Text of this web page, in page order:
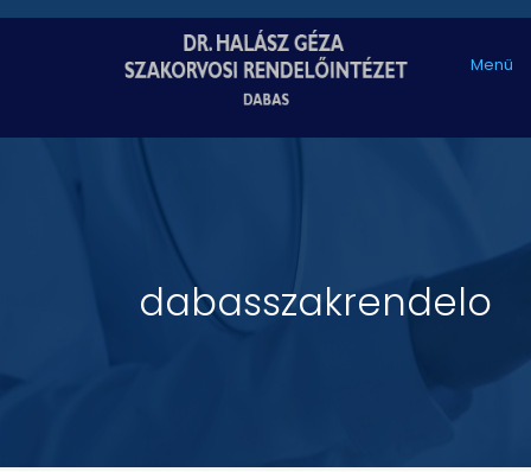
Menü
dabasszakrendelo